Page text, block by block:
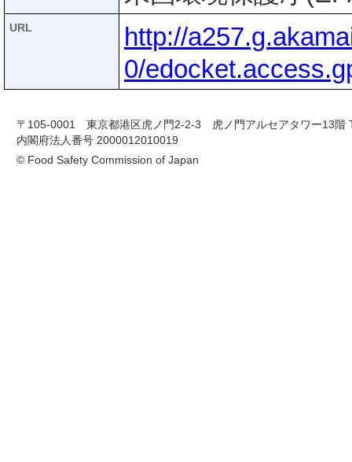
URL
http://
0/
〒105-0001 東京都港区虎ノ門2-2-3 虎ノ門アルセアタワー13階
内閣府法人番号 2000012010019
© Food Safety Commission of Japan